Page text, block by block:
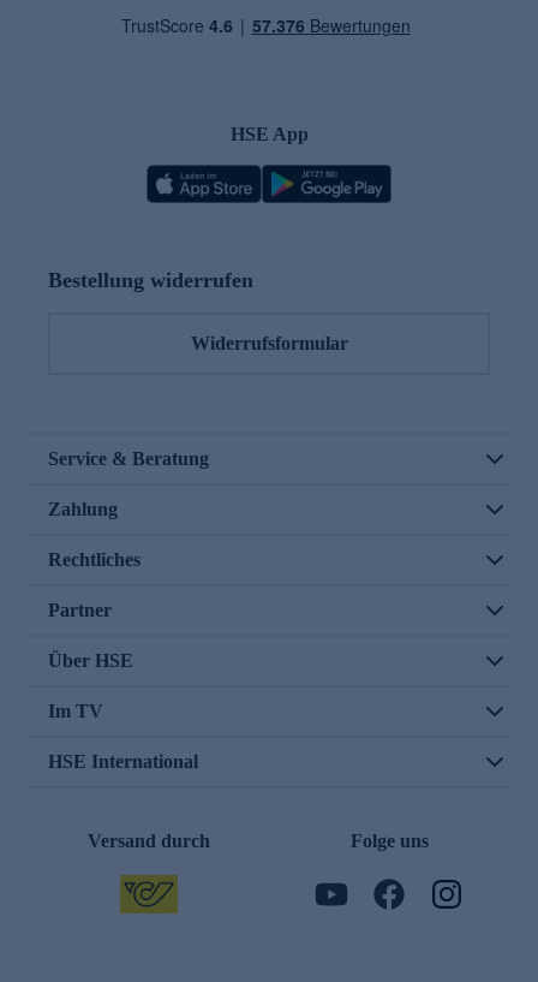
HSE App
Bestellung widerrufen
Widerrufsformular
Service & Beratung
Zahlung
Rechtliches
Partner
Über HSE
Im TV
HSE International
Versand durch Folge uns